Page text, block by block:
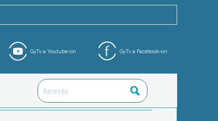
GyTv a Facebook-on
GyTv a Youtube-on